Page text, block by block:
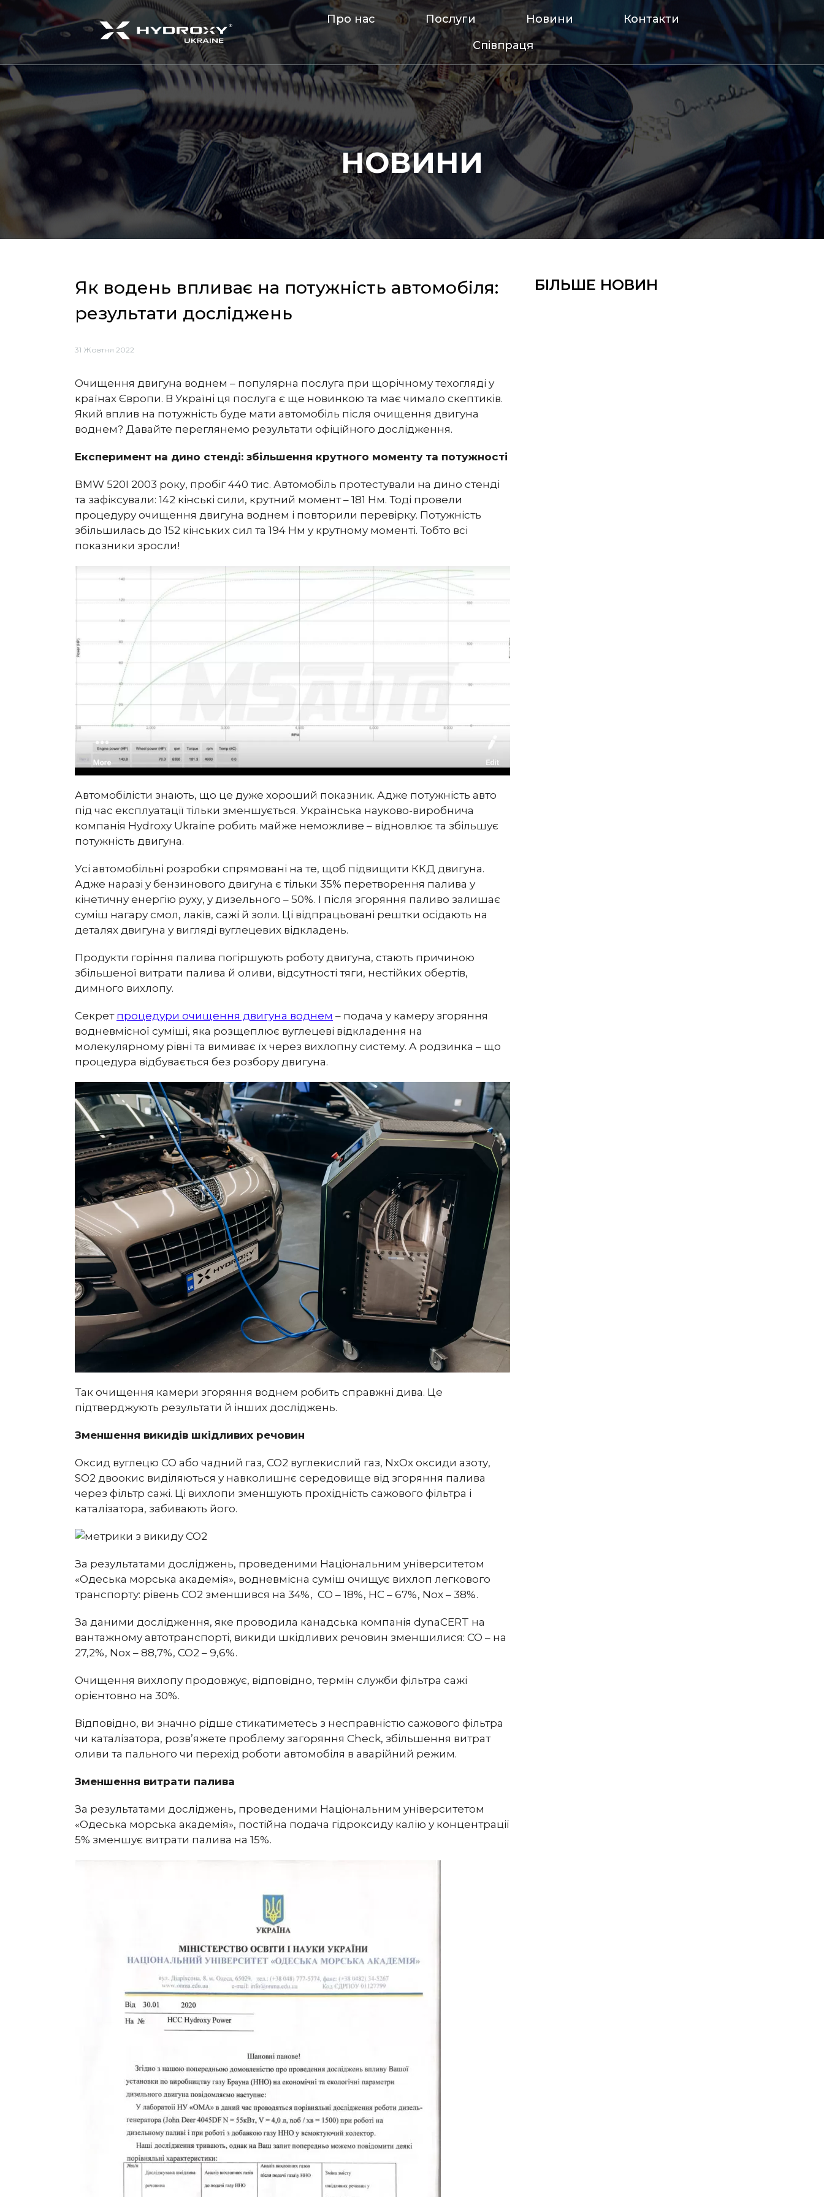
Про нас Послуги Новини
Контакти
Співпраця
НОВИНИ
Як водень впливає на потужність автомобіля:
результати досліджень
31 Жовтня 2022
Очищення двигуна воднем – популярна послуга при щорічному техогляді у
країнах Європи. В Україні ця послуга є ще новинкою та має чимало скептиків.
Який вплив на потужність буде мати автомобіль після очищення двигуна
воднем? Давайте переглянемо результати офіційного дослідження.
Експеримент на дино стенді: збільшення крутного моменту та потужності
BMW 520I 2003 року, пробіг 440 тис. Автомобіль протестували на дино стенді
та зафіксували: 142 кінські сили, крутний момент – 181 Hм. Тоді провели
процедуру очищення двигуна воднем і повторили перевірку. Потужність
збільшилась до 152 кінських сил та 194 Нм у крутному моменті. Тобто всі
показники зросли!
Автомобілісти знають, що це дуже хороший показник. Адже потужність авто
під час експлуатації тільки зменшується. Українська науково-виробнича
компанія Hydroxy Ukraine робить майже неможливе – відновлює та збільшує
потужність двигуна.
Усі автомобільні розробки спрямовані на те, щоб підвищити ККД двигуна.
Адже наразі у бензинового двигуна є тільки 35% перетворення палива у
кінетичну енергію руху, у дизельного – 50%. І після згоряння паливо залишає
суміш нагару смол, лаків, сажі й золи. Ці відпрацьовані рештки осідають на
деталях двигуна у вигляді вуглецевих відкладень.
Продукти горіння палива погіршують роботу двигуна, стають причиною
збільшеної витрати палива й оливи, відсутності тяги, нестійких обертів,
димного вихлопу.
Секрет процедури очищення двигуна воднем – подача у камеру згоряння
водневмісної суміші, яка розщеплює вуглецеві відкладення на
молекулярному рівні та вимиває їх через вихлопну систему. А родзинка – що
процедура відбувається без розбору двигуна.
Так очищення камери згоряння воднем робить справжні дива. Це
підтверджують результати й інших досліджень.
Зменшення викидів шкідливих речовин
Оксид вуглецю СО або чадний газ, СО2 вуглекислий газ, NxOx оксиди азоту,
SO2 двоокис виділяються у навколишнє середовище від згоряння палива
через фільтр сажі. Ці вихлопи зменшують прохідність сажового фільтра і
каталізатора, забивають його.
За результатами досліджень, проведеними Національним університетом
«Одеська морська академія», водневмісна суміш очищує вихлоп легкового
транспорту: рівень CO2 зменшився на 34%, CO – 18%, HC – 67%, Nox – 38%.
За даними дослідження, яке проводила канадська компанія dynaCERT на
вантажному автотранспорті, викиди шкідливих речовин зменшилися: CO – на
27,2%, Nox – 88,7%, CO2 – 9,6%.
Очищення вихлопу продовжує, відповідно, термін служби фільтра сажі
орієнтовно на 30%.
Відповідно, ви значно рідше стикатиметесь з несправністю сажового фільтра
чи каталізатора, розв’яжете проблему загоряння Check, збільшення витрат
оливи та пального чи перехід роботи автомобіля в аварійний режим.
Зменшення витрати палива
За результатами досліджень, проведеними Національним університетом
«Одеська морська академія», постійна подача гідроксиду калію у концентрації
5% зменшує витрати палива на 15%.
БІЛЬШЕ НОВИН